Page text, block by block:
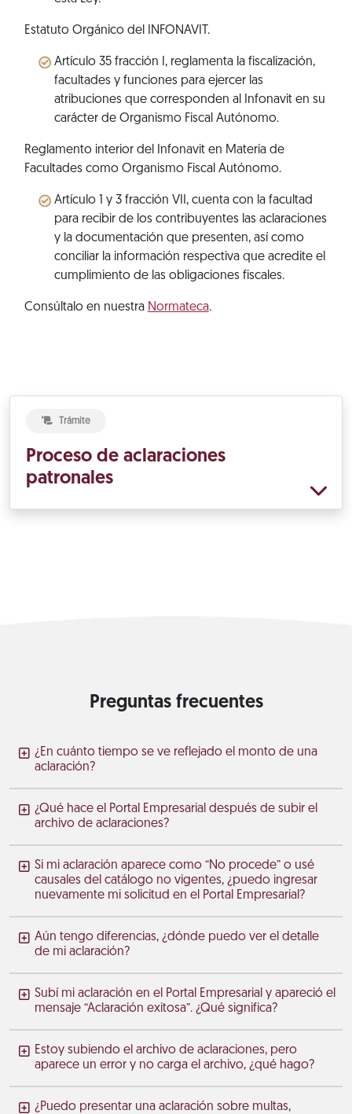
Estatuto Orgánico del INFONAVIT.
Artículo 35 fracción I, reglamenta la fiscalización,
facultades y funciones para ejercer las
atribuciones que corresponden al Infonavit en su
carácter de Organismo Fiscal Autónomo.
Reglamento interior del Infonavit en Materia de
Facultades como Organismo Fiscal Autónomo.
Artículo 1 y 3 fracción VII, cuenta con la facultad
para recibir de los contribuyentes las aclaraciones
y la documentación que presenten, así como
conciliar la información respectiva que acredite el
cumplimiento de las obligaciones fiscales.
Consúltalo en nuestra Normateca.
Trámite
Proceso de aclaraciones
patronales
Preguntas frecuentes
¿En cuánto tiempo se ve reflejado el monto de una
aclaración?
¿Qué hace el Portal Empresarial después de subir el
archivo de aclaraciones?
Si mi aclaración aparece como “No procede” o usé
causales del catálogo no vigentes, ¿puedo ingresar
nuevamente mi solicitud en el Portal Empresarial?
Aún tengo diferencias, ¿dónde puedo ver el detalle
de mi aclaración?
Subí mi aclaración en el Portal Empresarial y apareció el
mensaje “Aclaración exitosa”. ¿Qué significa?
Estoy subiendo el archivo de aclaraciones, pero
aparece un error y no carga el archivo, ¿qué hago?
¿Puedo presentar una aclaración sobre multas,